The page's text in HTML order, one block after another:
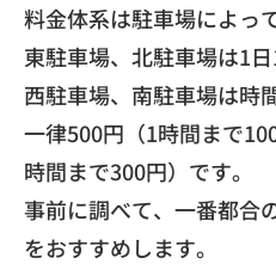
料金体系は駐車場によっ
東駐車場、北駐車場は1日
西駐車場、南駐車場は時
一律500円（1時間まで
時間まで300円）です。
事前に調べて、一番都合
をおすすめします。